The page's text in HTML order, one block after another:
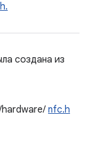
создана из
hardware/ nfc.h